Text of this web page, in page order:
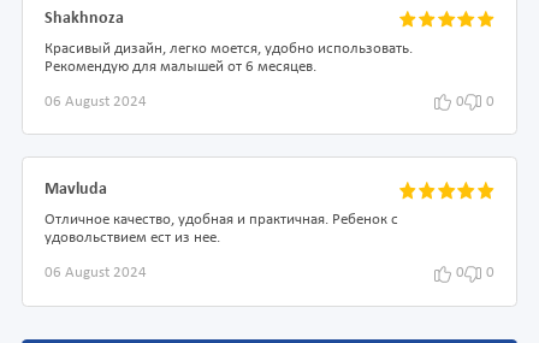
Shakhnoza
Красивый дизайн, легко моется, удобно использовать.
Рекомендую для малышей от 6 месяцев.
06 August 2024 0 0
Mavluda
Отличное качество, удобная и практичная. Ребенок с
удовольствием ест из нее.
06 August 2024 0 0